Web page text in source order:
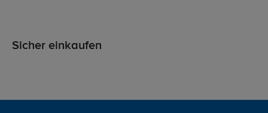
Sicher einkaufen